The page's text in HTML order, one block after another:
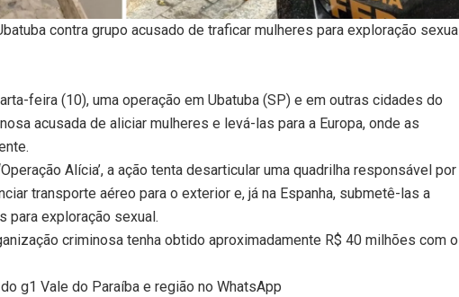
contra grupo acusado de traficar mulheres para exploração sexual
feira (10), uma operação em Ubatuba (SP) e em outras cidades do
acusada de aliciar mulheres e levá-las para a Europa, onde as
Alícia’, a ação tenta desarticular uma quadrilha responsável por
transporte aéreo para o exterior e, já na Espanha, submetê-las a
para exploração sexual.
criminosa tenha obtido aproximadamente R$ 40 milhões com o
g1 Vale do Paraíba e região no WhatsApp